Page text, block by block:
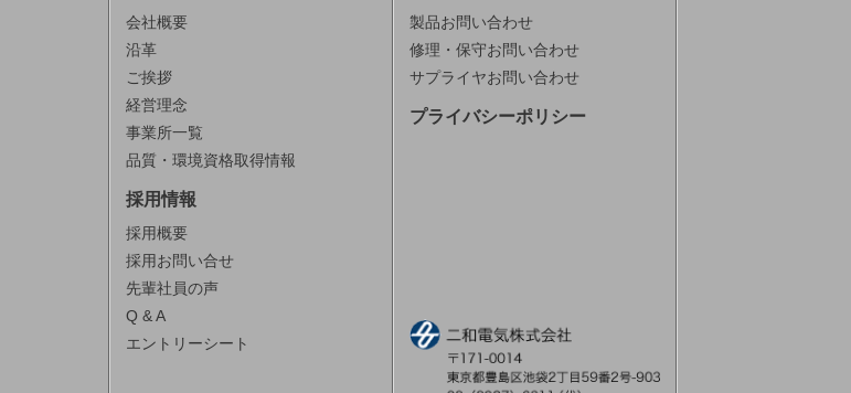
会社概要
沿革
ご挨拶
経営理念
事業所一覧
品質・環境資格取得情報
採用情報
採用概要
採用お問い合せ
先輩社員の声
Q & A
エントリーシート
製品お問い合わせ
修理・保守お問い合わせ
サプライヤお問い合わせ
プライバシーポリシー